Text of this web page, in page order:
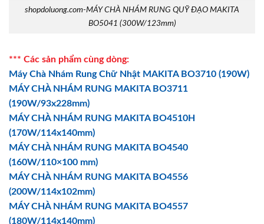
shopdoluong.com-MÁY CHÀ NHÁM RUNG QUỸ ĐẠO MAKITA
BO5041 (300W/123mm)
*** Các sản phẩm cùng dòng:
Máy Chà Nhám Rung Chữ Nhật MAKITA BO3710 (190W)
MÁY CHÀ NHÁM RUNG MAKITA BO3711
(190W/93x228mm)
MÁY CHÀ NHÁM RUNG MAKITA BO4510H
(170W/114x140mm)
MÁY CHÀ NHÁM RUNG MAKITA BO4540
(160W/110×100 mm)
MÁY CHÀ NHÁM RUNG MAKITA BO4556
(200W/114x102mm)
MÁY CHÀ NHÁM RUNG MAKITA BO4557
(180W/114x140mm)